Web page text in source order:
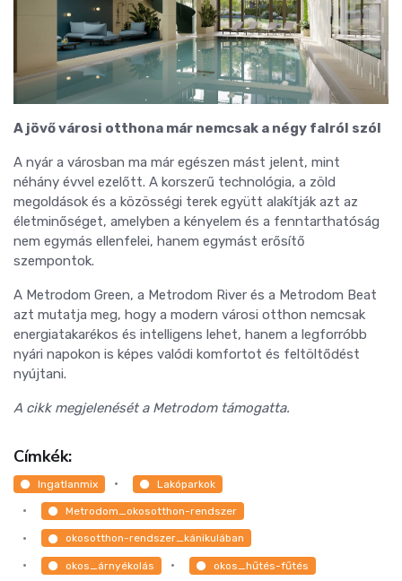
A jövő városi otthona már nemcsak a négy falról szól
A nyár a városban ma már egészen mást jelent, mint
néhány évvel ezelőtt. A korszerű technológia, a zöld
megoldások és a közösségi terek együtt alakítják azt az
életminőséget, amelyben a kényelem és a fenntarthatóság
nem egymás ellenfelei, hanem egymást erősítő
szempontok.
A Metrodom Green, a Metrodom River és a Metrodom Beat
azt mutatja meg, hogy a modern városi otthon nemcsak
energiatakarékos és intelligens lehet, hanem a legforróbb
nyári napokon is képes valódi komfortot és feltöltődést
nyújtani.
A cikk megjelenését a Metrodom támogatta.
Címkék:
Ingatlanmix Lakóparkok
Metrodom_okosotthon-rendszer
okosotthon-rendszer_kánikulában
okos_árnyékolás okos_hűtés-fűtés